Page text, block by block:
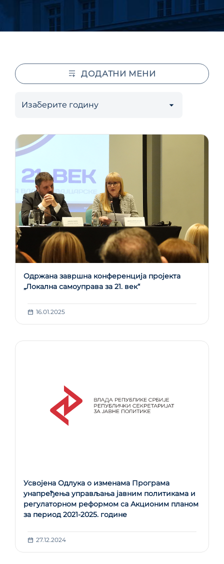
Одржана завршна конференција пројекта
„Локална самоуправа за 21. век“
16.01.2025
Усвојена Одлука о изменама Програма
унапређења управљања јавним политикама и
регулаторном реформом са Акционим планом
за период 2021-2025. године
27.12.2024
ДОДАТНИ МЕНИ